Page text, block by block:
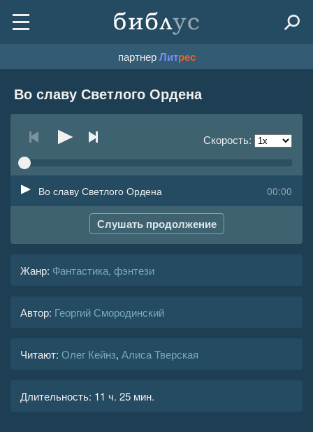
партнерЛитрес
Во славу Светлого Ордена
Скорость:
00:00
Во славу Светлого Ордена
Слушать продолжение
Жанр: Фантастика, фэнтези
Автор: Георгий Смородинский
Читают: Олег Кейнз, Алиса Тверская
Длительность: 11 ч. 25 мин.